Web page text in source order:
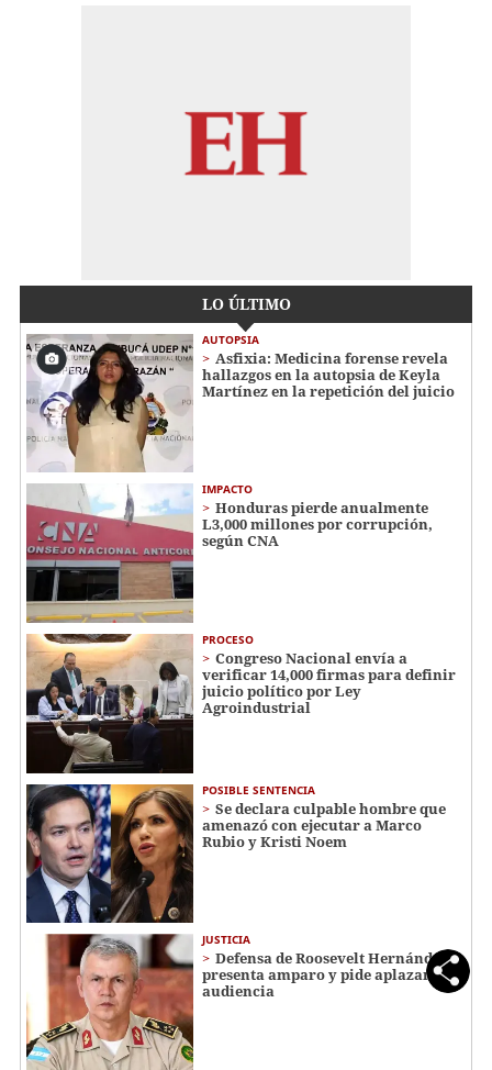
LO ÚLTIMO
AUTOPSIA
Asfixia: Medicina forense revela
hallazgos en la autopsia de Keyla
Martínez en la repetición del juicio
IMPACTO
Honduras pierde anualmente
L3,000 millones por corrupción,
según CNA
PROCESO
Congreso Nacional envía a
verificar 14,000 firmas para definir
juicio político por Ley
Agroindustrial
POSIBLE SENTENCIA
Se declara culpable hombre que
amenazó con ejecutar a Marco
Rubio y Kristi Noem
JUSTICIA
Defensa de Roosevelt Hernández
presenta amparo y pide aplazar
audiencia